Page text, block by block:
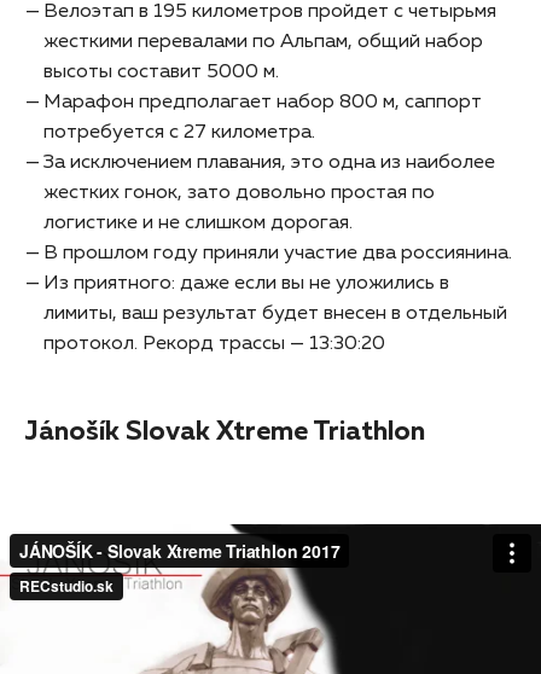
Велоэтап в 195 километров пройдет с четырьмя
жесткими перевалами по Альпам, общий набор
высоты составит 5000 м.
Марафон предполагает набор 800 м, саппорт
потребуется с 27 километра.
За исключением плавания, это одна из наиболее
жестких гонок, зато довольно простая по
логистике и не слишком дорогая.
В прошлом году приняли участие два россиянина.
Из приятного: даже если вы не уложились в
лимиты, ваш результат будет внесен в отдельный
протокол. Рекорд трассы — 13:30:20
Jánošík Slovak Xtreme Triathlon
JÁNOŠÍK - Slovak Xtreme Triathlon 2017
RECstudio.sk
onVimeo.